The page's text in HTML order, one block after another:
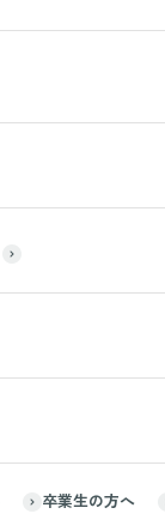
卒業生の方へ